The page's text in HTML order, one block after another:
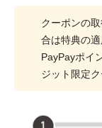
クーポンの
合は特典の適
PayPayポイ
ジット限定